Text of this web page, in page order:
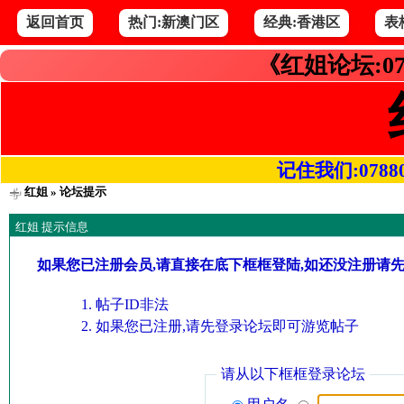
返回首页 热门:新澳门区 经典:香港区 表
《红姐论坛
记住我们
红姐» 论坛提示
红姐 提示信息
如果您已注册会员,请直接在底下框框登陆,如还没注册请
帖子ID非法
如果您已注册,请先登录论坛即可游览帖子
请从以下框框登录论坛